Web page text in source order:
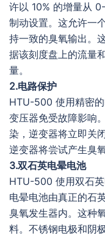
许以 10% 的增量从
制动设置。这允许一
持一致的臭氧输出。
据该刻度盘上的流量
量。
2.电路保护
HTU-500 使用精密
变压器免受故障影响
染，逆变器将立即关
逆变器将尝试产生臭
3.双石英电晕电池
HTU-500 使用双石
电晕电池由真正的石
臭氧发生器内。这种
料。不锈钢电极和阴